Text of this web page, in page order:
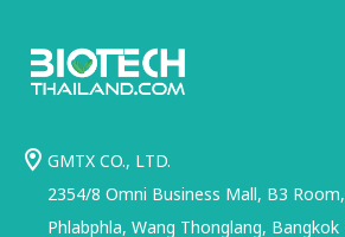
GMTX CO., LTD.
2354/8 Omni Business Mall, B3
Phlabphla, Wang Thonglang, Bangkok